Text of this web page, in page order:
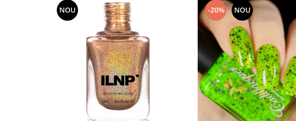
NOU -20% NOU